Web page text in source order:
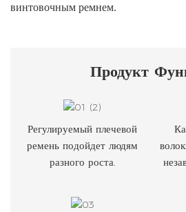
винтовочным ремнем.
Продукт
Регулируемый плечевой
ремень подойдет людям
разного роста.